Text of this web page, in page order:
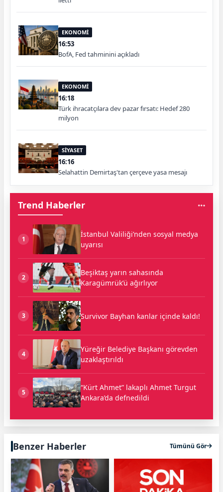
EKONOMİ
16:53
BofA, Fed tahminini açıkladı
EKONOMİ
16:18
Türk ihracatçılara dev pazar fırsatı: Hedef 280
milyon
SİYASET
16:16
Selahattin Demirtaş'tan çerçeve yasa mesajı
Trend Haberler
1
İstanbul Valiliği’nden sosyal medya
uyarısı
2
Beşiktaş yarın sahasında
Karagümrük’ü ağırlıyor
3 Survivor Bayhan kanlar içinde kaldı!
4
Yüreğir Belediye Başkanı görevden
uzaklaştırıldı
5
“Kürt Ahmet” lakaplı Ahmet Turgut
Ankara’da defnedildi
Benzer Haberler Tümünü Gör